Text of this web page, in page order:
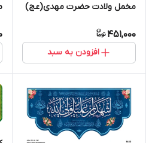
مخمل ولادت حضرت مهدی(عج)
- 14001
451,000
افزودن به سبد